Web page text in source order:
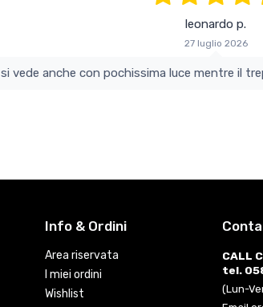
leonardo p.
27 luglio 2026
il binocolo e perfetto si vede anche con pochissima
Info & Ordini
Area riservata
I miei ordini
Wishlist
CALL
tel.
(Lun-